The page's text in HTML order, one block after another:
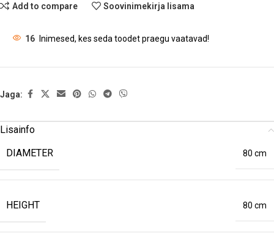
Add to compare Soovinimekirja lisama
16 Inimesed, kes seda toodet praegu vaatavad!
Jaga:
Lisainfo
DIAMETER
80 cm
HEIGHT 80 cm